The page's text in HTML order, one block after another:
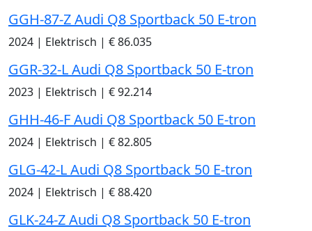
GGH-87-Z Audi Q8 Sportback 50 E-tron
2024 | Elektrisch | € 86.035
GGR-32-L Audi Q8 Sportback 50 E-tron
2023 | Elektrisch | € 92.214
GHH-46-F Audi Q8 Sportback 50 E-tron
2024 | Elektrisch | € 82.805
GLG-42-L Audi Q8 Sportback 50 E-tron
2024 | Elektrisch | € 88.420
GLK-24-Z Audi Q8 Sportback 50 E-tron